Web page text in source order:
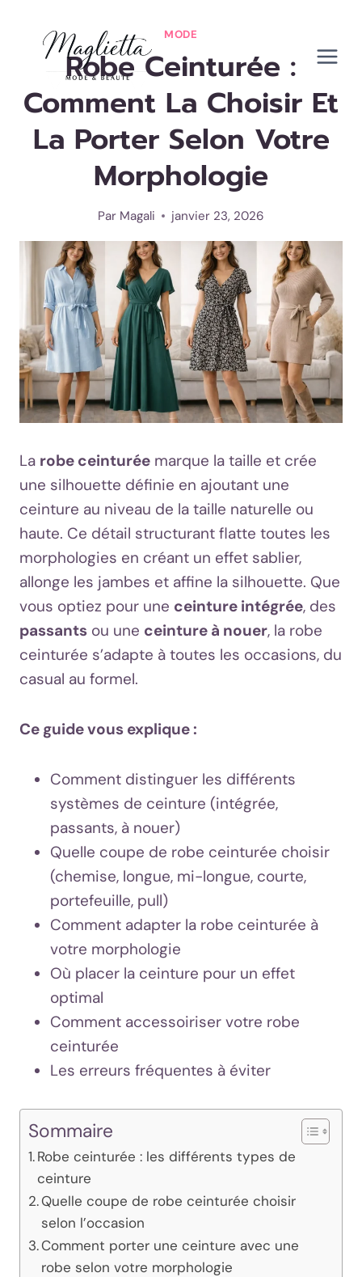
contenu
MODE
Robe Ceinturée :
Comment La Choisir Et
La Porter Selon Votre
Morphologie
Par Magali janvier 23, 2026
La robe ceinturée marque la taille et crée
une silhouette définie en ajoutant une
ceinture au niveau de la taille naturelle ou
haute. Ce détail structurant flatte toutes les
morphologies en créant un effet sablier,
allonge les jambes et affine la silhouette. Que
vous optiez pour une ceinture intégrée, des
passants ou une ceinture à nouer, la robe
ceinturée s’adapte à toutes les occasions, du
casual au formel.
Ce guide vous explique :
Comment distinguer les différents
systèmes de ceinture (intégrée,
passants, à nouer)
Quelle coupe de robe ceinturée choisir
(chemise, longue, mi-longue, courte,
portefeuille, pull)
Comment adapter la robe ceinturée à
votre morphologie
Où placer la ceinture pour un effet
optimal
Comment accessoiriser votre robe
ceinturée
Les erreurs fréquentes à éviter
Sommaire
Robe ceinturée : les différents types de
ceinture
Quelle coupe de robe ceinturée choisir
selon l’occasion
Comment porter une ceinture avec une
robe selon votre morphologie